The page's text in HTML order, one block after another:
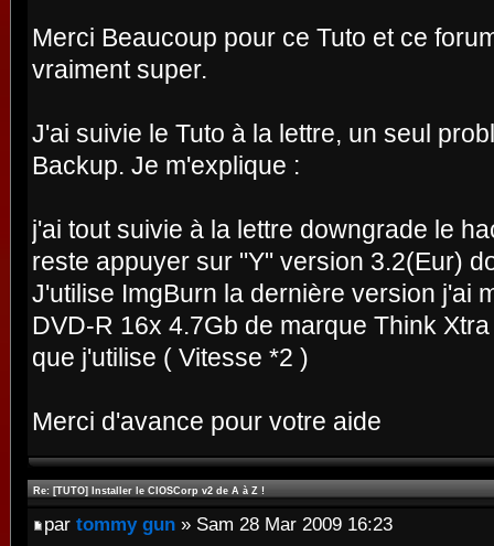
Merci Beaucoup pour ce Tuto et ce
vraiment super.
J'ai suivie le Tuto à la lettre, un seul
Backup. Je m'explique :
j'ai tout suivie à la lettre downgrade le
reste appuyer sur "Y" version 3.2(Eur)
J'utilise ImgBurn la dernière version j'ai
DVD-R 16x 4.7Gb de marque Think
que j'utilise ( Vitesse *2 )
Merci d'avance pour votre aide
Re: [TUTO] Installer le CIOSCorp v2 de A à Z !
par tommy gun » Sam 28 Mar 2009 16:23